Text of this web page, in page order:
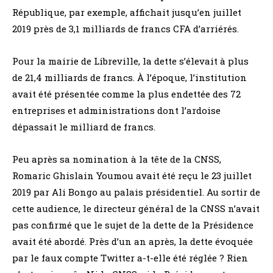
République, par exemple, affichait jusqu’en juillet
2019 près de 3,1 milliards de francs CFA d’arriérés.
Pour la mairie de Libreville, la dette s’élevait à plus
de 21,4 milliards de francs. À l’époque, l’institution
avait été présentée comme la plus endettée des 72
entreprises et administrations dont l’ardoise
dépassait le milliard de francs.
Peu après sa nomination à la tête de la CNSS,
Romaric Ghislain Youmou avait été reçu le 23 juillet
2019 par Ali Bongo au palais présidentiel. Au sortir de
cette audience, le directeur général de la CNSS n’avait
pas confirmé que le sujet de la dette de la Présidence
avait été abordé. Près d’un an après, la dette évoquée
par le faux compte Twitter a-t-elle été réglée ? Rien